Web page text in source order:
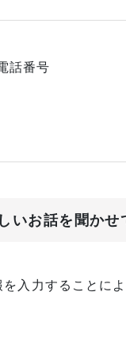
話番号
いお話を聞かせ
入力することに